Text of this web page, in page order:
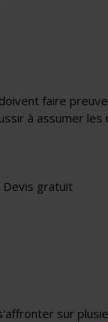
faire
à assumer
Devis gratuit
sur